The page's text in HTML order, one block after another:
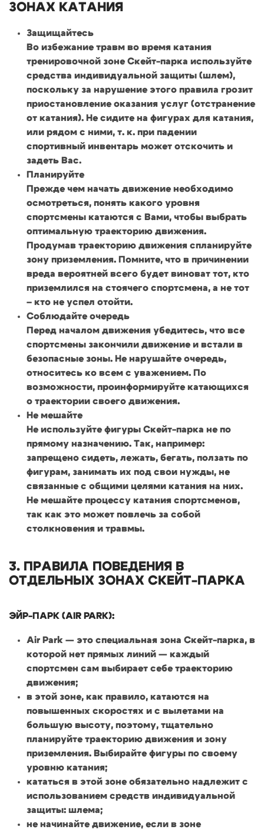
ЗОНАХ КАТАНИЯ
Защищайтесь
Во избежание травм во время катания
тренировочной зоне Скейт-парка используйте
средства индивидуальной защиты (шлем),
поскольку за нарушение этого правила грозит
приостановление оказания услуг (отстранение
от катания). Не сидите на фигурах для катания,
или рядом с ними, т. к. при падении
спортивный инвентарь может отскочить и
задеть Вас.
Планируйте
Прежде чем начать движение необходимо
осмотреться, понять какого уровня
спортсмены катаются с Вами, чтобы выбрать
оптимальную траекторию движения.
Продумав траекторию движения спланируйте
зону приземления. Помните, что в причинении
вреда вероятней всего будет виноват тот, кто
приземлился на стоячего спортсмена, а не тот
– кто не успел отойти.
Соблюдайте очередь
Перед началом движения убедитесь, что все
спортсмены закончили движение и встали в
безопасные зоны. Не нарушайте очередь,
относитесь ко всем с уважением. По
возможности, проинформируйте катающихся
о траектории своего движения.
Не мешайте
Не используйте фигуры Скейт-парка не по
прямому назначению. Так, например:
запрещено сидеть, лежать, бегать, ползать по
фигурам, занимать их под свои нужды, не
связанные с общими целями катания на них.
Не мешайте процессу катания спортсменов,
так как это может повлечь за собой
столкновения и травмы.
3. ПРАВИЛА ПОВЕДЕНИЯ В
ОТДЕЛЬНЫХ ЗОНАХ СКЕЙТ-ПАРКА
ЭЙР-ПАРК (AIR PARK):
Air Park — это специальная зона Скейт-парка, в
которой нет прямых линий — каждый
спортсмен сам выбирает себе траекторию
движения;
в этой зоне, как правило, катаются на
повышенных скоростях и с вылетами на
большую высоту, поэтому, тщательно
планируйте траекторию движения и зону
приземления. Выбирайте фигуры по своему
уровню катания;
кататься в этой зоне обязательно надлежит с
использованием средств индивидуальной
защиты: шлема;
не начинайте движение, если в зоне